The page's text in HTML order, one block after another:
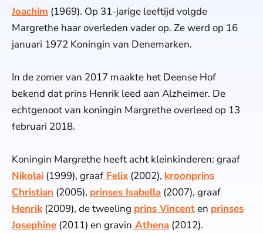
Joachim (1969). Op 31-jarige leeftijd volgde
Margrethe haar overleden vader op. Ze werd op 16
januari 1972 Koningin van Denemarken.
In de zomer van 2017 maakte het Deense Hof
bekend dat prins Henrik leed aan Alzheimer. De
echtgenoot van koningin Margrethe overleed op 13
februari 2018.
Koningin Margrethe heeft acht kleinkinderen: graaf
Nikolai (1999), graaf Felix (2002), kroonprins
Christian (2005), prinses Isabella (2007), graaf
Henrik (2009), de tweeling prins Vincenten prinses
Josephine (2011) en gravin Athena (2012).